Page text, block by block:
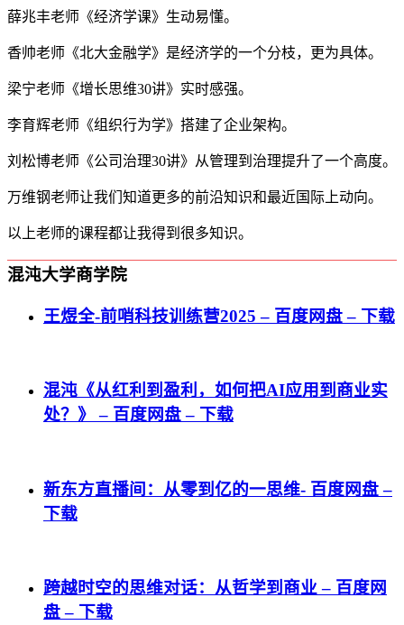
薛兆丰老师《经济学课》生动易懂。
香帅老师《北大金融学》是经济学的一个分枝，更为具体。
梁宁老师《增长思维30讲》实时感强。
李育辉老师《组织行为学》搭建了企业架构。
刘松博老师《公司治理30讲》从管理到治理提升了一个高度。
万维钢老师让我们知道更多的前沿知识和最近国际上动向。
以上老师的课程都让我得到很多知识。
混沌大学商学院
王煜全-前哨科技训练营2025 – 百度网盘 – 下载
混沌《从红利到盈利，如何把AI应用到商业实
处？》 – 百度网盘 – 下载
新东方直播间：从零到亿的一思维- 百度网盘 –
下载
跨越时空的思维对话：从哲学到商业 – 百度网
盘 – 下载